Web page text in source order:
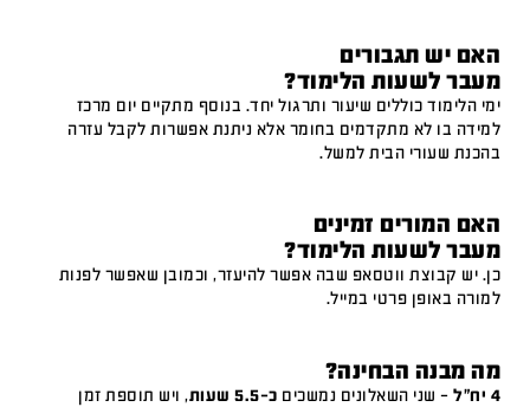
האם יש תגבורים
מעבר לשעות הלימוד?
ימי הלימוד כוללים שיעור ותרגול יחד. בנוסף מתקיים יום מרכז
למידה בו לא מתקדמים בחומר אלא ניתנת אפשרות לקבל עזרה
בהכנת שעורי הבית למשל.
האם המורים זמינים
מעבר לשעות הלימוד?
כן. יש קבוצת ווטסאפ שבה אפשר להיעזר, וכמובן שאפשר לפנות
למורה באופן פרטי במייל.
מה מבנה הבחינה?
4 יח"ל – שני השאלונים נמשכים כ-5.5 שעות
, ויש תוספת זמן